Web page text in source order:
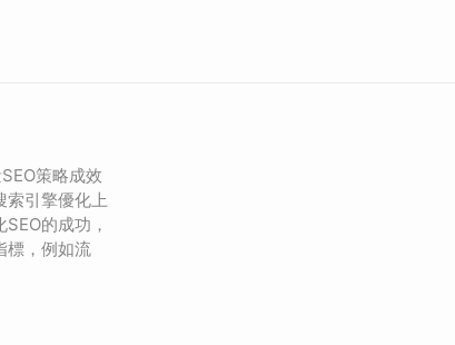
策略成效
索引擎優化上
的成功，
標，例如流